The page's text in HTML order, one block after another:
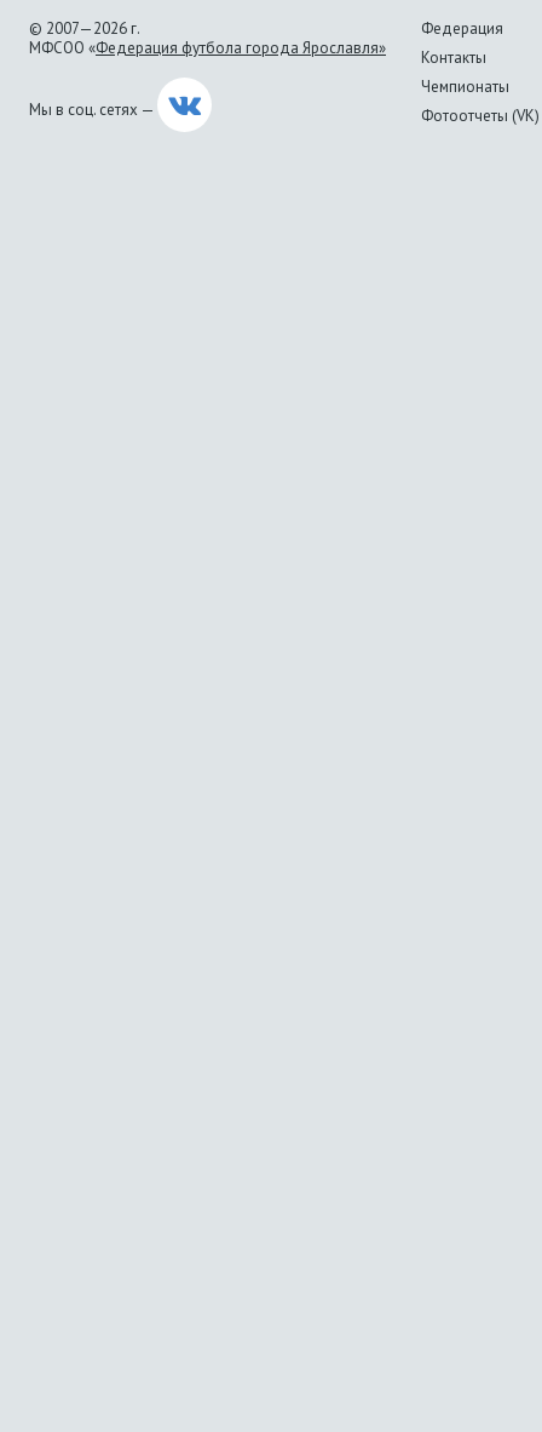
© 2007—2026 г.
МФСОО «Федерация футбола города Ярославля»
Мы в соц. сетях —
Федерация
Контакты
Чемпионаты
Фотоотчеты (VK)